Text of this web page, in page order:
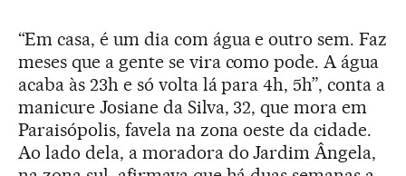
“Em casa, é um dia com água e outro sem. Faz
meses que a gente se vira como pode. A água
acaba às 23h e só volta lá para 4h, 5h”, conta a
manicure Josiane da Silva, 32, que mora em
Paraisópolis, favela na zona oeste da cidade.
Ao lado dela, a moradora do Jardim Ângela,